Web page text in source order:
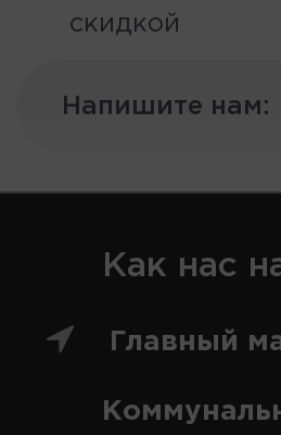
скидкой
Напишите нам:
Как нас
Главный